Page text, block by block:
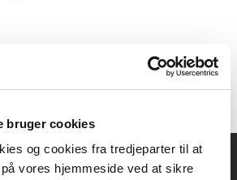
bruger cookies
og cookies fra tredjeparter til at
vores hjemmeside ved at sikre